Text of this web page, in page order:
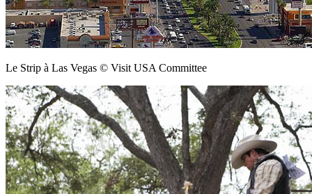
Le Strip à Las Vegas © Visit USA Committee